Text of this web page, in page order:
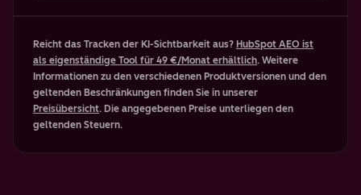
Reicht das Tracken der KI-Sichtbarkeit aus? HubSpot AEO ist
als eigenständige Tool für 49 €/Monat erhältlich. Weitere
Informationen zu den verschiedenen Produktversionen und den
geltenden Beschränkungen finden Sie in unserer
Preisübersicht. Die angegebenen Preise unterliegen den
geltenden Steuern.